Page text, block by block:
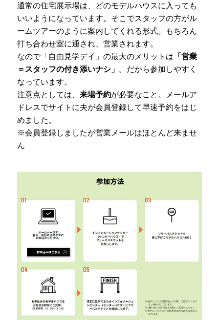
通常の住宅展示場は、どのモデルハウスに入っても
いいようになっています。そこでスタッフの方がル
ームツアーのように案内してくれる形式。もちろん
打ち合わせ室に通され、営業されます。
なので「自由見学デイ」の最大のメリットは 「営業
＝スタッフの付き添いナシ」 。だから参加しやすく
なっています。
注意点としては、 来場予約が必要なこと。メールア
ドレスでサイトに夫が会員登録して早速予約をはじ
めました。
※会員登録しましたが営業メールはほとんど来ませ
ん